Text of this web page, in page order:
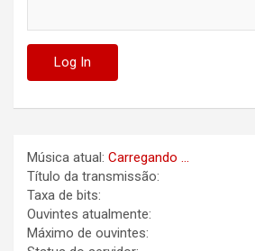
Música atual: Carregando ...
Título da transmissão:
Taxa de bits:
Ouvintes atualmente:
Máximo de ouvintes: